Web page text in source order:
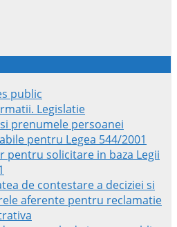
public
Legislatie
prenumele persoanei
pentru Legea 544/2001
pentru solicitare in baza Legii
de contestare a deciziei si
aferente pentru reclamatie